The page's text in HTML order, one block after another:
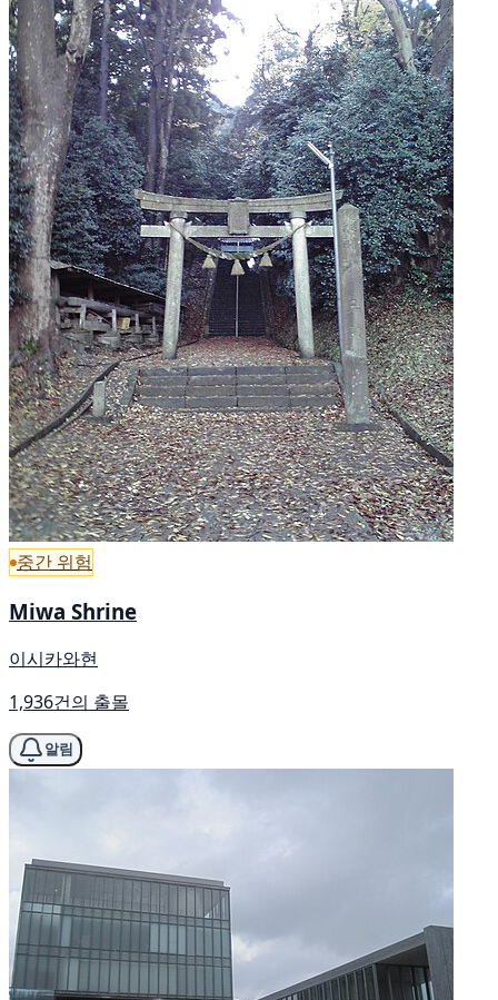
중간 위험
Miwa Shrine
이시카와현
1,936건의 출몰
알림